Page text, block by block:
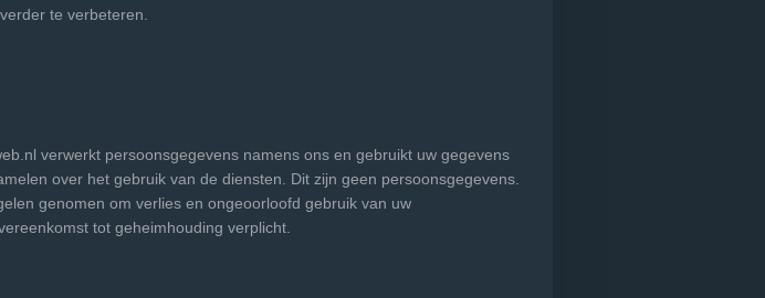
te verbeteren.
verwerkt persoonsgegevens namens ons en gebruikt uw gegevens
over het gebruik van de diensten. Dit zijn geen persoonsgegevens.
genomen om verlies en ongeoorloofd gebruik van uw
tot geheimhouding verplicht.